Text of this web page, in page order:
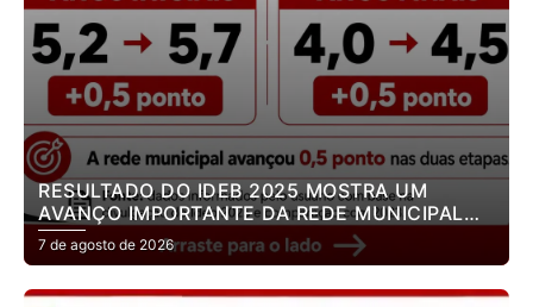
RESULTADO DO IDEB 2025 MOSTRA UM
AVANÇO IMPORTANTE DA REDE MUNICIPAL
DE ENSINO DE JOÃO PESSOA.
7 de agosto de 2026